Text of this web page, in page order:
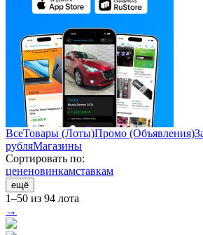
ВсеТовары (Лоты)Промо (Объявления)
рубляМагазины
Сортировать по:
цененовинкамставкам
ещё
1–50 из 94 лота
→